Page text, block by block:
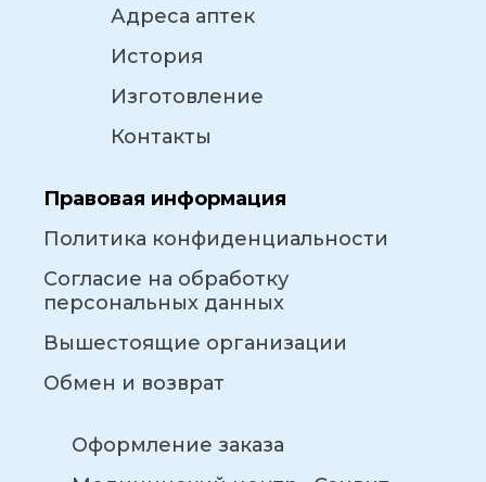
Адреса аптек
История
Изготовление
Контакты
Правовая информация
Политика конфиденциальности
Согласие на обработку
персональных данных
Вышестоящие организации
Обмен и возврат
Оформление заказа